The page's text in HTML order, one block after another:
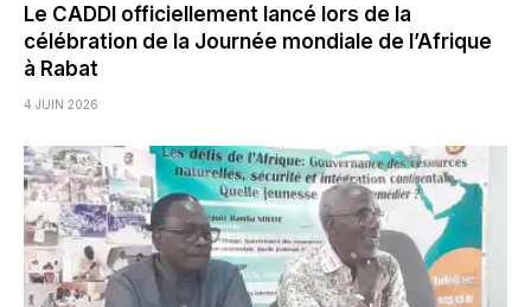
Le CADDI officiellement lancé lors de la
célébration de la Journée mondiale de l’Afrique
à Rabat
4 JUIN 2026